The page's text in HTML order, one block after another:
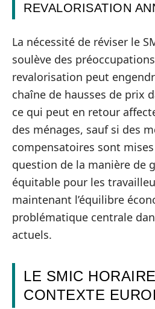
REVALORISATION
La nécessité de réviser le
soulève des
revalorisation peut
chaîne de hausses de prix
ce qui peut en retour
des ménages, sauf si des
compensatoires sont
question de la manière de
équitable pour les
maintenant l’équilibre
problématique centrale
actuels.
LE SMIC
CONTEXTE